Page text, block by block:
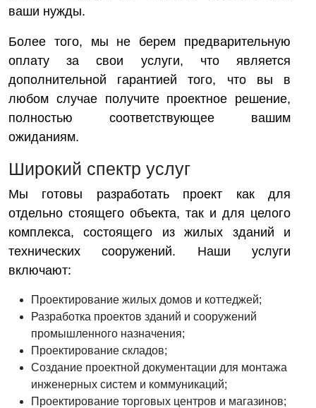
ваши нужды.
Более того, мы не берем предварительную
оплату за свои услуги, что является
дополнительной гарантией того, что вы в
любом случае получите проектное решение,
полностью соответствующее вашим
ожиданиям.
Широкий спектр услуг
Мы готовы разработать проект как для
отдельно стоящего объекта, так и для целого
комплекса, состоящего из жилых зданий и
технических сооружений. Наши услуги
включают:
Проектирование жилых домов и коттеджей;
Разработка проектов зданий и сооружений
промышленного назначения;
Проектирование складов;
Создание проектной документации для монтажа
инженерных систем и коммуникаций;
Проектирование торговых центров и магазинов;